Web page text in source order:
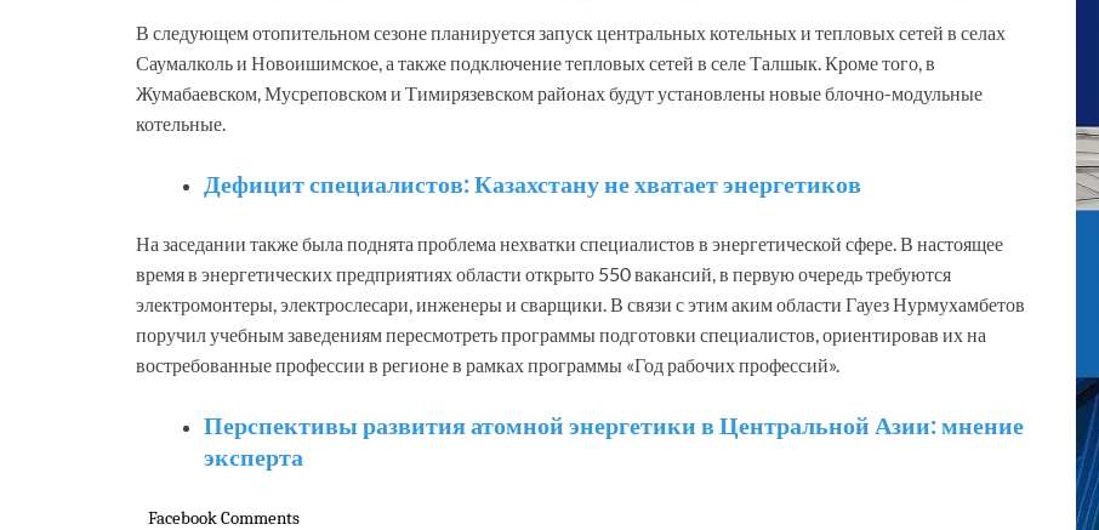
В следующем отопительном сезоне планируется запуск центральных котельных и тепловых сетей в селах
Саумалколь и Новоишимское, а также подключение тепловых сетей в селе Талшык. Кроме того, в
Жумабаевском, Мусреповском и Тимирязевском районах будут установлены новые блочно-модульные
котельные.
Дефицит специалистов: Казахстану не хватает энергетиков
На заседании также была поднята проблема нехватки специалистов в энергетической сфере. В настоящее
время в энергетических предприятиях области открыто 550 вакансий, в первую очередь требуются
электромонтеры, электрослесари, инженеры и сварщики. В связи с этим аким области Гауез Нурмухамбетов
поручил учебным заведениям пересмотреть программы подготовки специалистов, ориентировав их на
востребованные профессии в регионе в рамках программы «Год рабочих профессий».
Перспективы развития атомной энергетики в Центральной Азии: мнение
эксперта
Facebook Comments